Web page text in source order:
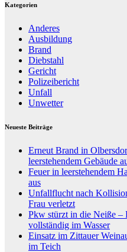
Kategorien
Anderes
Ausbildung
Brand
Diebstahl
Gericht
Polizeibericht
Unfall
Unwetter
Neueste Beiträge
Erneut Brand in
leerstehendem Gebäude
Feuer in leerstehendem
aus
Unfallflucht nach
Frau verletzt
Pkw stürzt in die Neiße –
vollständig im Wasser
Einsatz im Zittauer
im Teich